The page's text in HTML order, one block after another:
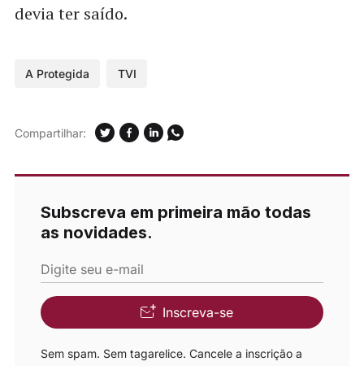
devia ter saído.
A Protegida TVI
Compartilhar:
Subscreva em primeira mão todas
as novidades.
Digite seu e-mail
Inscreva-se
Sem spam. Sem tagarelice. Cancele a inscrição a